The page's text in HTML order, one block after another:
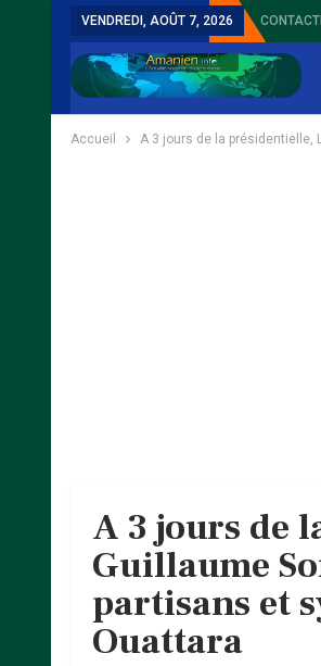
VENDREDI, AOÛT 7, 2026
Accueil A 3 jours de la présidentielle,
A 3 jours de
Guillaume
partisans et
Ouattara